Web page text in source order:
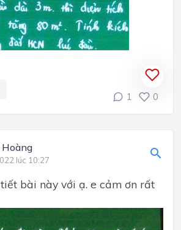
1 0
lúc 10:27
bài này với ạ. e cảm ơn rất